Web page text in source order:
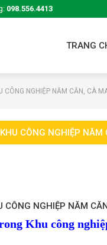
098.556.4413
TRANG
CÔNG NGHIỆP NĂM CĂN, CÀ
CÔNG NGHIỆP NĂM
NGHIỆP NĂM
Khu công